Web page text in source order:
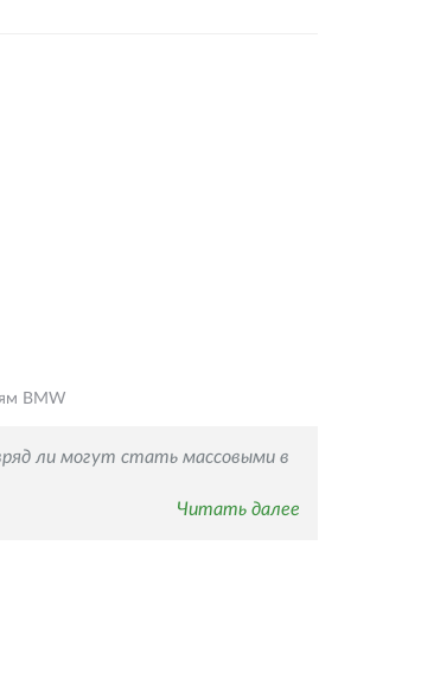
BMW
ли могут стать массовыми в
Читать далее